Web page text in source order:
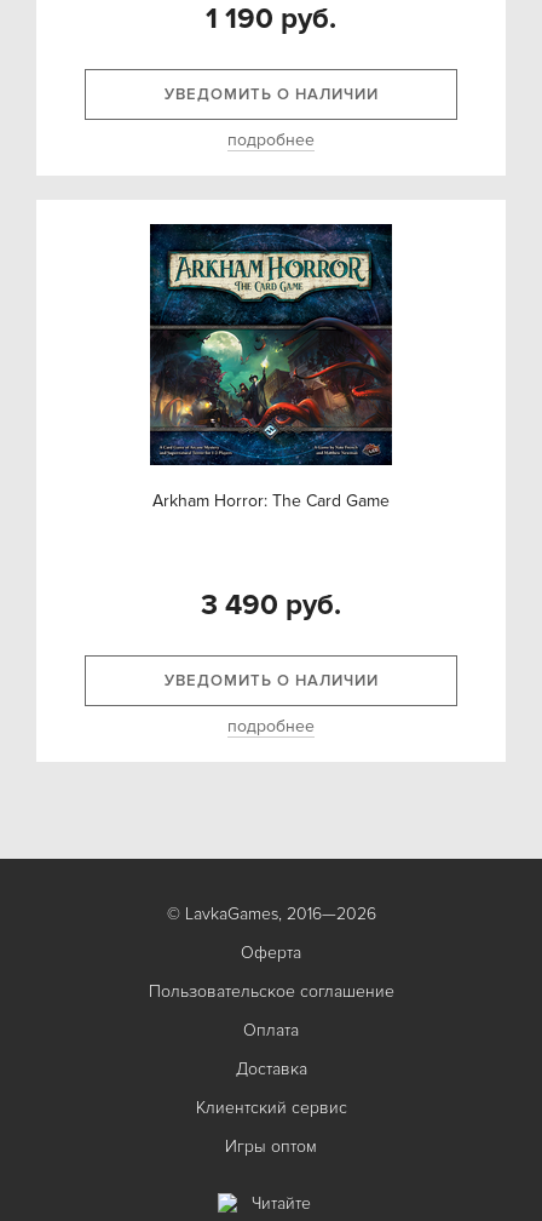
1 190 руб.
УВЕДОМИТЬ О НАЛИЧИИ
подробнее
Arkham Horror: The Card Game
3 490 руб.
УВЕДОМИТЬ О НАЛИЧИИ
подробнее
© LavkaGames, 2016—2026
Оферта
Пользовательское соглашение
Оплата
Доставка
Клиентский сервис
Игры оптом